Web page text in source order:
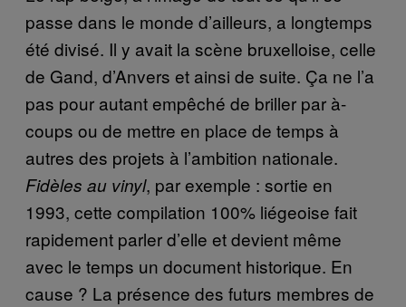
passe dans le monde d’ailleurs, a longtemps
été divisé. Il y avait la scène bruxelloise, celle
de Gand, d’Anvers et ainsi de suite. Ça ne l’a
pas pour autant empêché de briller par à-
coups ou de mettre en place de temps à
autres des projets à l’ambition nationale.
Fidèles au vinyl, par exemple : sortie en
1993, cette compilation 100% liégeoise fait
rapidement parler d’elle et devient même
avec le temps un document historique. En
cause ? La présence des futurs membres de